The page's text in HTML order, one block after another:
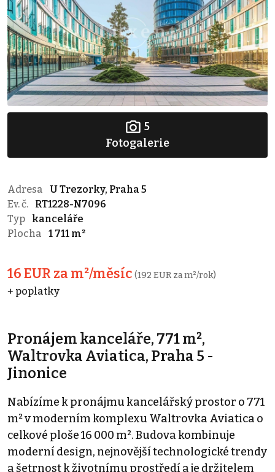
5
Fotogalerie
Adresa
U Trezorky, Praha 5
Ev. č.
RT1228-N7096
Typ
kanceláře
Plocha
1 711 m²
16 EUR za m²/měsíc (192 EUR za m²/rok)
+ poplatky
Pronájem kanceláře, 771 m²,
Waltrovka Aviatica, Praha 5 -
Jinonice
Nabízíme k pronájmu kancelářský prostor o 771
m² v moderním komplexu Waltrovka Aviatica o
celkové ploše 16 000 m². Budova kombinuje
moderní design, nejnovější technologické trendy
a šetrnost k životnímu prostředí a je držitelem